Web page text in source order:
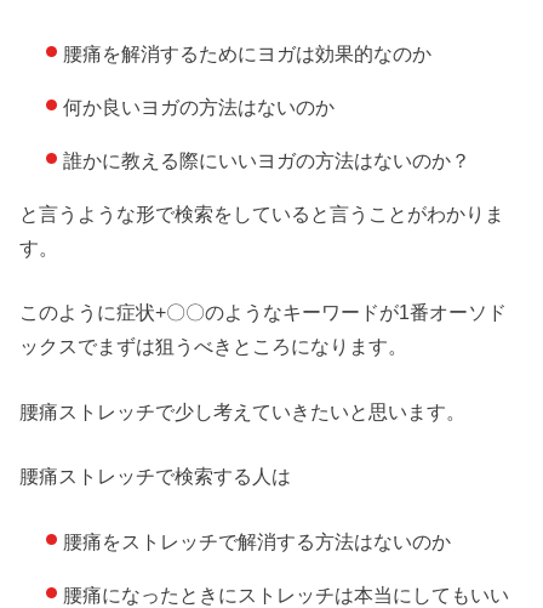
腰痛を解消するためにヨガは効果的なのか
何か良いヨガの方法はないのか
誰かに教える際にいいヨガの方法はないのか？
と言うような形で検索をしていると言うことがわかりま
す。
このように症状+〇〇のようなキーワードが1番オーソド
ックスでまずは狙うべきところになります。
腰痛ストレッチで少し考えていきたいと思います。
腰痛ストレッチで検索する人は
腰痛をストレッチで解消する方法はないのか
腰痛になったときにストレッチは本当にしてもいい